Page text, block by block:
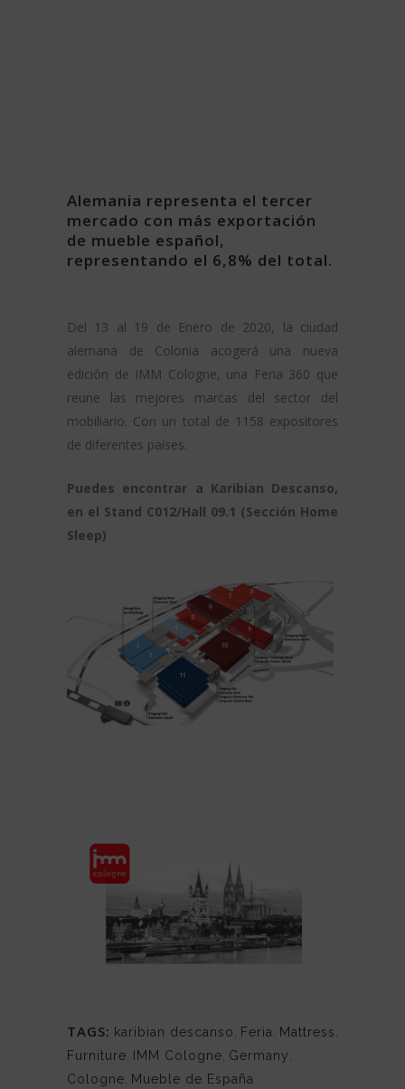
Alemania representa el tercer
mercado con más exportación
de mueble español,
representando el 6,8% del total.
Del 13 al 19 de Enero de 2020, la ciudad
alemana de Colonia acogerá una nueva
edición de IMM Cologne, una Feria 360 que
reune las mejores marcas del sector del
mobiliario. Con un total de 1158 expositores
de diferentes países.
Puedes encontrar a Karibian Descanso,
en el Stand C012/Hall 09.1 (Sección Home
Sleep)
TAGS: karibian descanso Feria Mattress
Furniture IMM Cologne Germany
Cologne Mueble de España